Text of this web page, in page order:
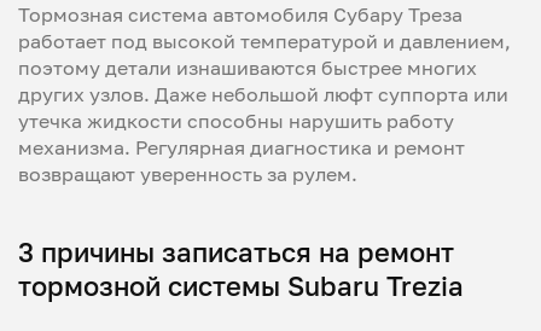
Тормозная система автомобиля Субару Треза
работает под высокой температурой и давлением,
поэтому детали изнашиваются быстрее многих
других узлов. Даже небольшой люфт суппорта или
утечка жидкости способны нарушить работу
механизма. Регулярная диагностика и ремонт
возвращают уверенность за рулем.
3 причины записаться на ремонт
тормозной системы Subaru Trezia